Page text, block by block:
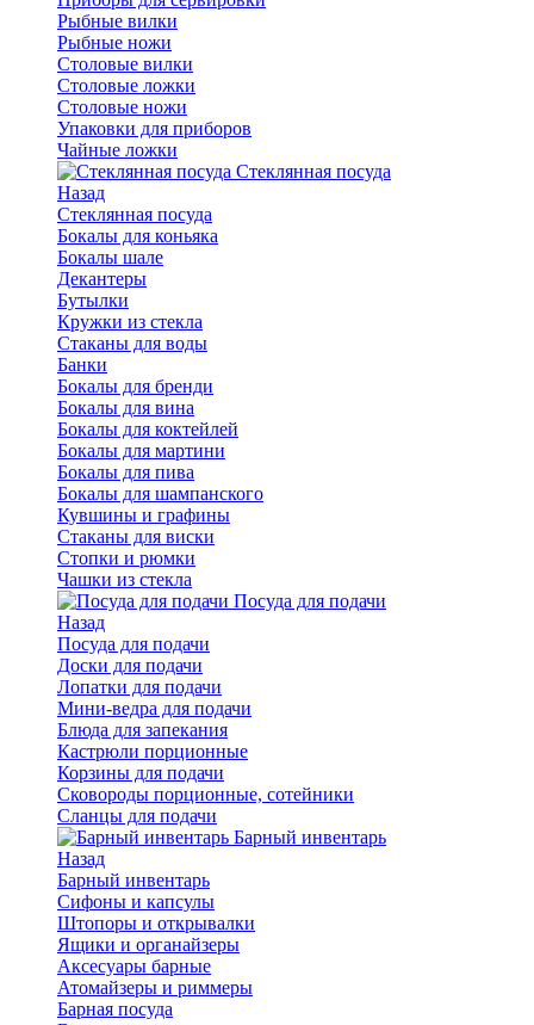
Рыбные вилки
Рыбные ножи
Столовые вилки
Столовые ложки
Столовые ножи
Упаковки для приборов
Чайные ложки
Стеклянная посуда
Назад
Стеклянная посуда
Бокалы для коньяка
Бокалы шале
Декантеры
Бутылки
Кружки из стекла
Стаканы для воды
Банки
Бокалы для бренди
Бокалы для вина
Бокалы для коктейлей
Бокалы для мартини
Бокалы для пива
Бокалы для шампанского
Кувшины и графины
Стаканы для виски
Стопки и рюмки
Чашки из стекла
Посуда для подачи
Назад
Посуда для подачи
Доски для подачи
Лопатки для подачи
Мини-ведра для подачи
Блюда для запекания
Кастрюли порционные
Корзины для подачи
Сковороды порционные, сотейники
Сланцы для подачи
Барный инвентарь
Назад
Барный инвентарь
Сифоны и капсулы
Штопоры и открывалки
Ящики и органайзеры
Аксесуары барные
Атомайзеры и риммеры
Барная посуда